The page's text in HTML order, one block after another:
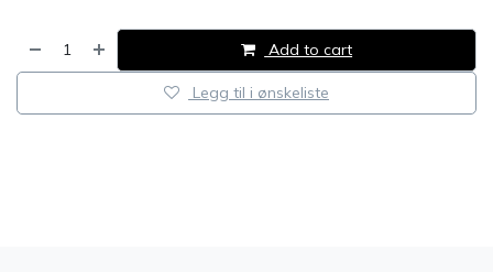
Add to cart
Legg til i ønskeliste